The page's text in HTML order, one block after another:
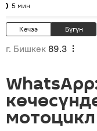
5 мин
Кечээ Бүгүн
г. Бишкек 89.3